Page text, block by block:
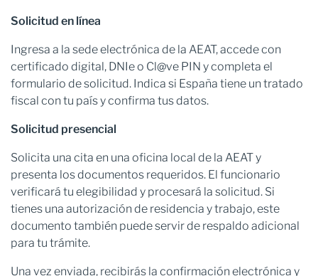
Solicitud en línea
Ingresa a la sede electrónica de la AEAT, accede con
certificado digital, DNIe o Cl@ve PIN y completa el
formulario de solicitud. Indica si España tiene un tratado
fiscal con tu país y confirma tus datos.
Solicitud presencial
Solicita una cita en una oficina local de la AEAT y
presenta los documentos requeridos. El funcionario
verificará tu elegibilidad y procesará la solicitud. Si
tienes una autorización de residencia y trabajo, este
documento también puede servir de respaldo adicional
para tu trámite.
Una vez enviada, recibirás la confirmación electrónica y